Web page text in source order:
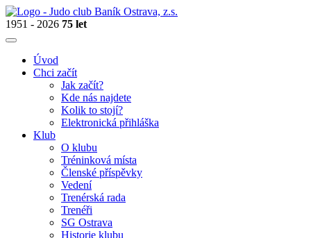
1951 - 2026 75 let
Úvod
Chci začít
Jak začít?
Kde nás najdete
Kolik to stojí?
Elektronická přihláška
Klub
O klubu
Tréninková místa
Členské příspěvky
Vedení
Trenérská rada
Trenéři
SG Ostrava
Historie klubu